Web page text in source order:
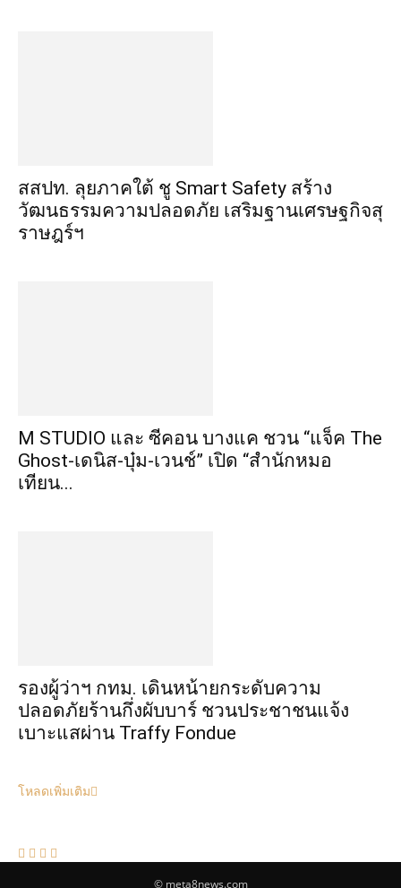
​สสปท. ลุยภาคใต้ ชู Smart Safety สร้าง
วัฒนธรรมความปลอดภัย เสริมฐานเศรษฐกิจสุ
ราษฎร์ฯ
M STUDIO และ ซีคอน บางแค ชวน “แจ็ค The
Ghost-เดนิส-บุ๋ม-เวนช์” เปิด “สำนักหมอ
เทียน...
รองผู้ว่าฯ กทม. เดินหน้ายกระดับความ
ปลอดภัยร้านกึ่งผับบาร์ ชวนประชาชนแจ้ง
เบาะแสผ่าน Traffy Fondue
โหลดเพิ่มเติม
© meta8news.com